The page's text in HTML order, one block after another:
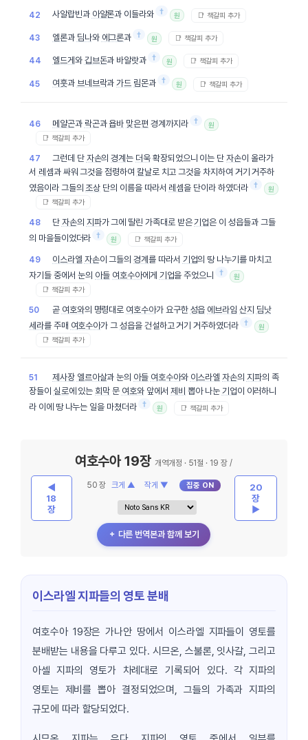
42 사알랍빈과 아얄론과 이들라와 † 원 📑 책갈피 추가
43 엘론과 딤나와 에그론과 † 원 📑 책갈피 추가
44 엘드게 와 깁브돈과 바알랏과 † 원 📑 책갈피 추가
45 여훗과 브네브락과가드 림몬과 † 원 📑 책갈피 추가
46 메얄곤과 락곤과욥바 맞은편 경계까지라 † 원
📑 책갈피 추가
47 그런데 단 자손의경계는 더욱확장되었으니 이는 단자손이 올라가
서 레셈과 싸워 그것을 점령하여 칼날로 치고 그것을 차지하여 거기 거주하
였음이라 그들의조상 단의 이름을 따라서 레셈을 단이라 하였더라 † 원
📑 책갈피 추가
48 단 자손의 지파가 그에 딸린 가족대로 받은기업은 이 성읍들과 그들
의 마을들이었더라 † 원 📑 책갈피 추가
49 이스라엘 자손이 그들의경계를 따라서 기업의 땅 나누기를 마치고
자기들 중에서 눈의 아들 여호수아에게 기업을 주었으니 † 원
📑 책갈피 추가
50 곧 여호와의 명령대로 여호수아가 요구한 성읍 에브라임 산지 딤낫
세라를 주매 여호수아가 그 성읍을 건설하고 거기 거주하였더라 † 원
📑 책갈피 추가
51 제사장 엘르아살과 눈의 아들 여호수아와 이스라엘 자손의 지파의 족
장들이 실로에 있는회막 문 여호와앞에서제비 뽑아 나눈 기업이 이러하니
라 이에 땅 나누는 일을 마쳤더라 † 원 📑 책갈피 추가
◀
18
장
여호수아 19장 개역개정 · 51절 · 19 장 /
50 장 크게 ▲ 작게 ▼ 집중 ON
＋ 다른 번역본과 함께 보기
20
장
▶
이스라엘 지파들의 영토 분배
여호수아 19장은 가나안 땅에서 이스라엘 지파들이 영토를
분배받는 내용을 다루고 있다. 시므온, 스불론, 잇사갈, 그리고
아셀 지파의 영토가 차례대로 기록되어 있다. 각 지파의
영토는 제비를 뽑아 결정되었으며, 그들의 가족과 지파의
규모에 따라 할당되었다.